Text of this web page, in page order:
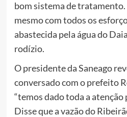
bom sistema de
mesmo com todos os
abastecida pela água do
rodízio.
O presidente da Saneago
conversado com o prefeito
“temos dado toda a atenção
Disse que a vazão do